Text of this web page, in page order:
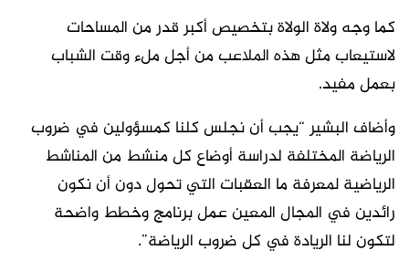
كما وجه ولاة الولاة بتخصيص أكبر قدر من المساحات
لاستيعاب مثل هذه الملاعب من أجل ملء وقت الشباب
بعمل مفيد.
وأضاف البشير “يجب أن نجلس كلنا كمسؤولين في ضروب
الرياضة المختلفة لدراسة أوضاع كل منشط من المناشط
الرياضية لمعرفة ما العقبات التي تحول دون أن نكون
رائدين في المجال المعين عمل برنامج وخطط واضحة
لتكون لنا الريادة في كل ضروب الرياضة”.